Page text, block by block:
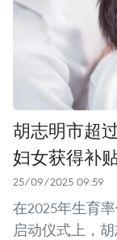
胡志明市超
妇女获得补
25/09/2025 09:59
在2025年生育
启动仪式上，